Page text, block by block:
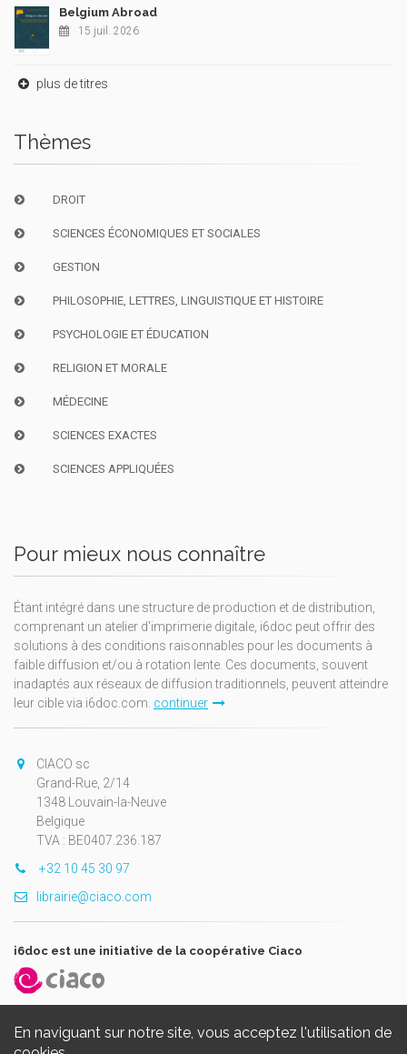
En naviguant sur notre site, vous acceptez l'utilisation de
Belgium Abroad
15 juil. 2026
plus de titres
Thèmes
DROIT
SCIENCES ÉCONOMIQUES ET SOCIALES
GESTION
PHILOSOPHIE, LETTRES, LINGUISTIQUE ET HISTOIRE
PSYCHOLOGIE ET ÉDUCATION
RELIGION ET MORALE
MÉDECINE
SCIENCES EXACTES
SCIENCES APPLIQUÉES
Pour mieux nous connaître
Étant intégré dans une structure de production et de distribution,
comprenant un atelier d'imprimerie digitale, i6doc peut offrir des
solutions à des conditions raisonnables pour les documents à
faible diffusion et/ou à rotation lente. Ces documents, souvent
inadaptés aux réseaux de diffusion traditionnels, peuvent atteindre
leur cible via i6doc.com. continuer
CIACO sc
Grand-Rue, 2/14
1348 Louvain-la-Neuve
Belgique
TVA : BE0407.236.187
+32 10 45 30 97
librairie@ciaco.com
i6doc est une initiative de la coopérative Ciaco